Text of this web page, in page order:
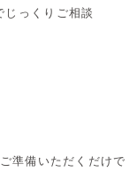
じっくりご相談
準備いただくだけで